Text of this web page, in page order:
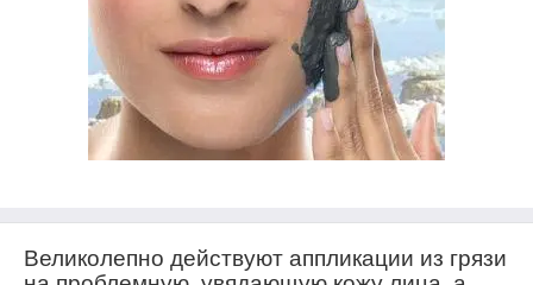
Великолепно действуют аппликации из грязи